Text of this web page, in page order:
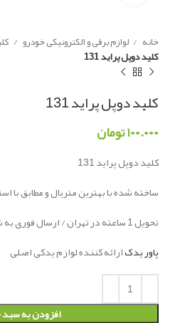
خانه لوازم برقی و الکترونیکی خودرو
کلید دوپل پراید 131
کلید دوپل پراید 131
۱۰۰.۰۰۰تومان
کلید دوپل پراید 131
ساخته شده با بهترین متریال و مطابق با
تحویل 1 ساعته در تهران / ارسال فوری به شهرستان
پاور یدکارائه کننده لوازم یدکی اصلی
افزودن به